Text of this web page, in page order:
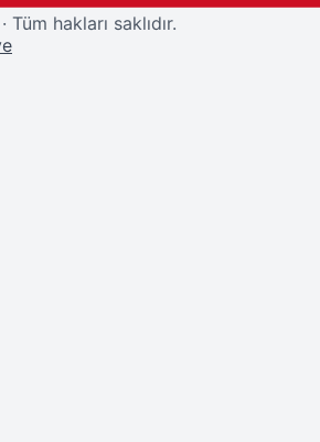
Tüm hakları saklıdır.